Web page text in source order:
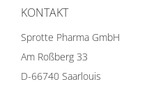
KONTAKT
Sprotte Pharma GmbH
Am Roßberg 33
D-66740 Saarlouis